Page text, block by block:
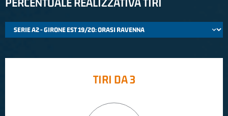
PERCENTUALE REALIZZATIVA TIRI
TIRI DA 3